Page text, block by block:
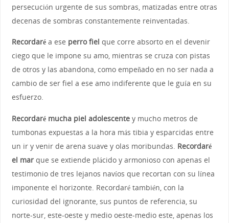
persecución urgente de sus sombras, matizadas entre otras
decenas de sombras constantemente reinventadas.
Recordaréa ese perro fiel que corre absorto en el devenir
ciego que le impone su amo, mientras se cruza con pistas
de otros y las abandona, como empeñado en no ser nada a
cambio de ser fiel a ese amo indiferente que le guía en su
esfuerzo.
Recordaré mucha piel adolescentey mucho metros de
tumbonas expuestas a la hora más tibia y esparcidas entre
un ir y venir de arena suave y olas moribundas. Recordaré
el marque se extiende plácido y armonioso con apenas el
testimonio de tres lejanos navíos que recortan con su línea
imponente el horizonte. Recordaré también, con la
curiosidad del ignorante, sus puntos de referencia, su
norte-sur, este-oeste y medio oeste-medio este, apenas los